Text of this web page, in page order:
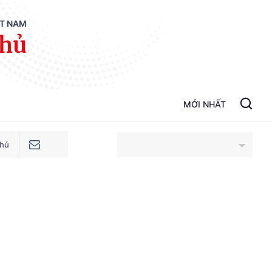
NAM
MỚI NHẤT